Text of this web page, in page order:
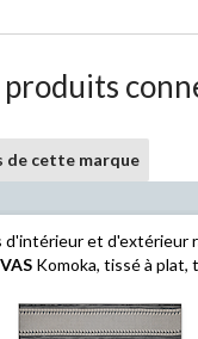
de cette marque
d'intérieur et d'extérieur
Komoka, tissé à plat,